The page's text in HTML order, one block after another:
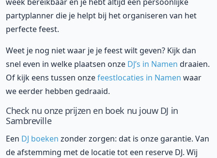
partyplanner die je helpt bij het organiseren van het
perfecte feest.
Weet je nog niet waar je je feest wilt geven? Kijk dan
snel even in welke plaatsen onze DJ’s in Namen draaien.
Of kijk eens tussen onzefeestlocaties in Namen waar
we eerder hebben gedraaid.
Check nu onze prijzen en boek nu jouw DJ in
Sambreville
Een DJ boeken zonder zorgen: dat is onze garantie. Van
de afstemming met de locatie tot een reserve DJ. Wij